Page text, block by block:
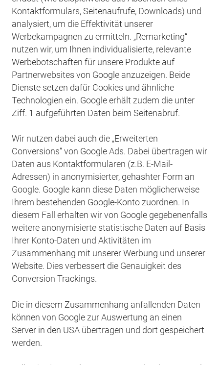
Kontaktformulars, Seitenaufrufe, Downloads) und
analysiert, um die Effektivität unserer
Werbekampagnen zu ermitteln. „Remarketing“
nutzen wir, um Ihnen individualisierte, relevante
Werbebotschaften für unsere Produkte auf
Partnerwebsites von Google anzuzeigen. Beide
Dienste setzen dafür Cookies und ähnliche
Technologien ein. Google erhält zudem die unter
Ziff. 1 aufgeführten Daten beim Seitenabruf.
Wir nutzen dabei auch die „Erweiterten
Conversions“ von Google Ads. Dabei übertragen wir
Daten aus Kontaktformularen (z.B. E-Mail-
Adressen) in anonymisierter, gehashter Form an
Google. Google kann diese Daten möglicherweise
Ihrem bestehenden Google-Konto zuordnen. In
diesem Fall erhalten wir von Google gegebenenfalls
weitere anonymisierte statistische Daten auf Basis
Ihrer Konto-Daten und Aktivitäten im
Zusammenhang mit unserer Werbung und unserer
Website. Dies verbessert die Genauigkeit des
Conversion Trackings.
Die in diesem Zusammenhang anfallenden Daten
können von Google zur Auswertung an einen
Server in den USA übertragen und dort gespeichert
werden.